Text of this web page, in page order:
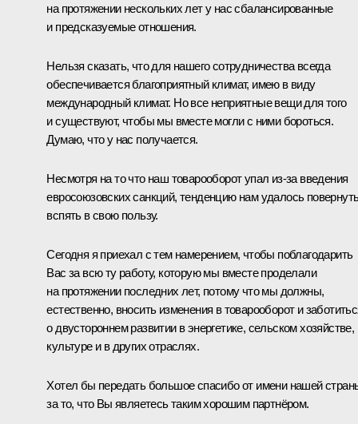
на протяжении нескольких лет у нас сбалансированные
и предсказуемые отношения.
Нельзя сказать, что для нашего сотрудничества всегда
обеспечивается благоприятный климат, имею в виду
международный климат. Но все неприятные вещи для того
и существуют, чтобы мы вместе могли с ними бороться.
Думаю, что у нас получается.
Несмотря на то что наш товарооборот упал из‑за введения
евросоюзовских санкций, тенденцию нам удалось
вспять в свою пользу.
Сегодня я приехал с тем намерением, чтобы поблагодарить
Вас за всю ту работу, которую мы вместе проделали
на протяжении последних лет, потому что мы должны,
естественно, вносить изменения в товарооборот и
о двустороннем развитии в энергетике, сельском хозяйстве,
культуре и в других отраслях.
Хотел бы передать большое спасибо от имени нашей
за то, что Вы являетесь таким хорошим партнёром.